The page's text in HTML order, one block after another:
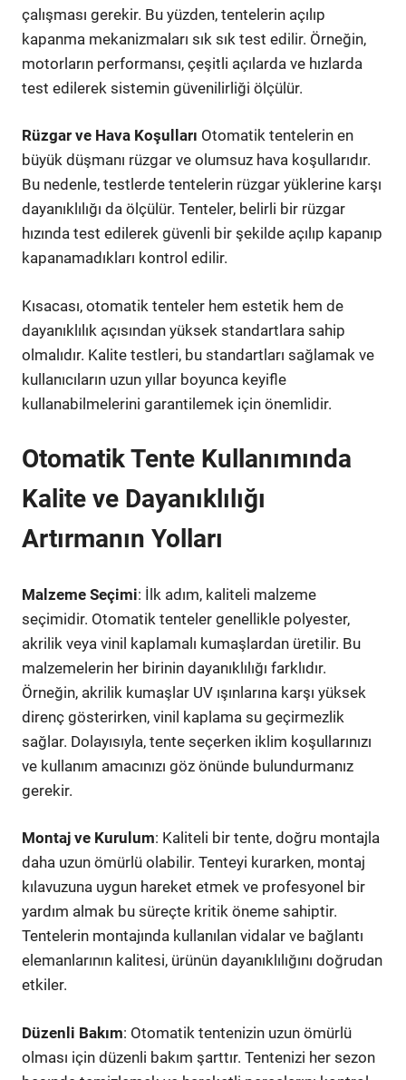
çalışması gerekir. Bu yüzden, tentelerin açılıp
kapanma mekanizmaları sık sık test edilir. Örneğin,
motorların performansı, çeşitli açılarda ve hızlarda
test edilerek sistemin güvenilirliği ölçülür.
Rüzgar ve Hava Koşulları Otomatik tentelerin en
büyük düşmanı rüzgar ve olumsuz hava koşullarıdır.
Bu nedenle, testlerde tentelerin rüzgar yüklerine karşı
dayanıklılığı da ölçülür. Tenteler, belirli bir rüzgar
hızında test edilerek güvenli bir şekilde açılıp kapanıp
kapanamadıkları kontrol edilir.
Kısacası, otomatik tenteler hem estetik hem de
dayanıklılık açısından yüksek standartlara sahip
olmalıdır. Kalite testleri, bu standartları sağlamak ve
kullanıcıların uzun yıllar boyunca keyifle
kullanabilmelerini garantilemek için önemlidir.
Otomatik Tente Kullanımında
Kalite ve Dayanıklılığı
Artırmanın Yolları
Malzeme Seçimi: İlk adım, kaliteli malzeme
seçimidir. Otomatik tenteler genellikle polyester,
akrilik veya vinil kaplamalı kumaşlardan üretilir. Bu
malzemelerin her birinin dayanıklılığı farklıdır.
Örneğin, akrilik kumaşlar UV ışınlarına karşı yüksek
direnç gösterirken, vinil kaplama su geçirmezlik
sağlar. Dolayısıyla, tente seçerken iklim koşullarınızı
ve kullanım amacınızı göz önünde bulundurmanız
gerekir.
Montaj ve Kurulum: Kaliteli bir tente, doğru montajla
daha uzun ömürlü olabilir. Tenteyi kurarken, montaj
kılavuzuna uygun hareket etmek ve profesyonel bir
yardım almak bu süreçte kritik öneme sahiptir.
Tentelerin montajında kullanılan vidalar ve bağlantı
elemanlarının kalitesi, ürünün dayanıklılığını doğrudan
etkiler.
Düzenli Bakım: Otomatik tentenizin uzun ömürlü
olması için düzenli bakım şarttır. Tentenizi her sezon